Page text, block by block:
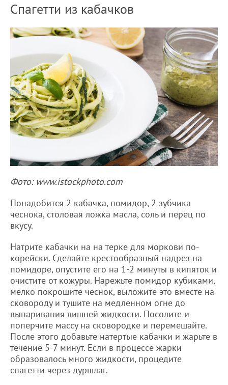
Спагетти из кабачков
Фото: www.istockphoto.com
Понадобится 2 кабачка, помидор, 2 зубчика
чеснока, столовая ложка масла, соль и перец по
вкусу.
Натрите кабачки на на терке для моркови по-
корейски. Сделайте крестообразный надрез на
помидоре, опустите его на 1-2 минуты в кипяток и
очистите от кожуры. Нарежьте помидор кубиками,
мелко покрошите чеснок, выложите это вместе на
сковороду и тушите на медленном огне до
выпаривания лишней жидкости. Посолите и
поперчите массу на сковородке и перемешайте.
После этого добавьте натертые кабачки и жарьте в
течение 5-7 минут. Если в процессе жарки
образовалось много жидкости, процедите
спагетти через дуршлаг.